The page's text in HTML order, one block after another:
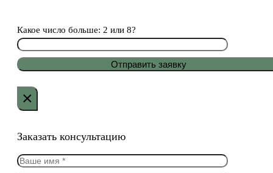
Какое число больше: 2 или 8?
×
Заказать консультацию